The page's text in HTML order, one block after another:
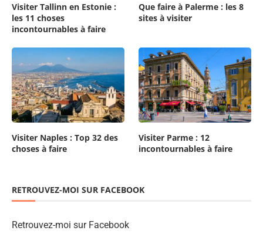
Visiter Tallinn en Estonie :
les 11 choses
incontournables à faire
Que faire à Palerme : les 8
sites à visiter
Visiter Naples : Top 32 des
choses à faire
Visiter Parme : 12
incontournables à faire
RETROUVEZ-MOI SUR FACEBOOK
Retrouvez-moi sur Facebook